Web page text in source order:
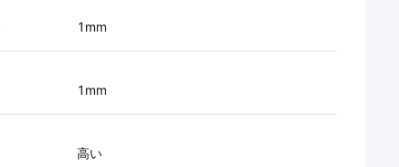
1mm
1mm
高い